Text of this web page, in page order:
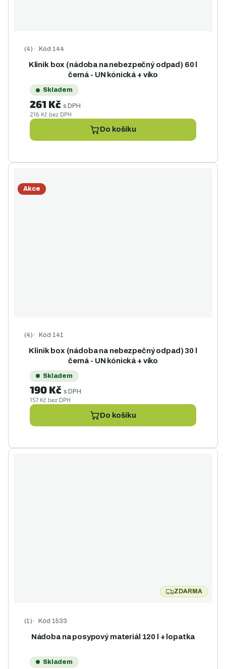
Klinik box (nádoba na nebezpečný odpad) 60 l
černá - UN kónická + víko
Průměrné hodnocení produktu je 5,0 z 5 hvězdiček.
Kód 144
Skladem
216 Kč bez DPH
261 Kč s DPH
Do košíku
Akce
Klinik box (nádoba na nebezpečný odpad) 30 l
černá - UN kónická + víko
Průměrné hodnocení produktu je 5,0 z 5 hvězdiček.
Kód 141
Skladem
157 Kč bez DPH
190 Kč s DPH
Do košíku
ZDARMA
ZDARMA
Nádoba na posypový materiál 120 l + lopatka
Průměrné hodnocení produktu je 5,0 z 5 hvězdiček.
Kód 1533
Skladem